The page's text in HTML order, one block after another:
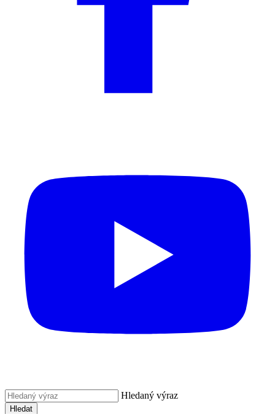
Hledaný výraz
Hledat